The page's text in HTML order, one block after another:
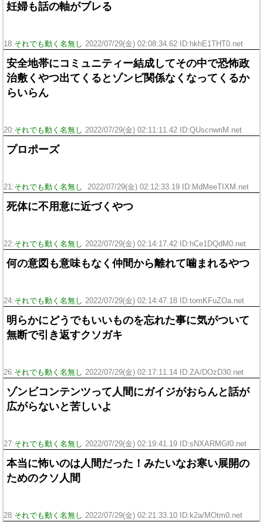
妊婦も話の軸がブレる
18:それでも動く名無し 2022/07/29(金) 02:08:34.62 ID:hkhE1THT0.net
安全地帯にコミュニティー結成してその中で恐怖政
治敷くやつ出てくるとゾンビ関係なくなってくるか
らいらん
20:それでも動く名無し 2022/07/29(金) 02:11:11.42 ID:QUscnwriM.net
プロポーズ
21:それでも動く名無し 2022/07/29(金) 02:12:33.19 ID:MdMeeTIXM.net
死体に不用意に近づくやつ
22:それでも動く名無し 2022/07/29(金) 02:14:17.42 ID:hCe1DQdM0.net
何の意図も意味もなく仲間から離れて噛まれるやつ
24:それでも動く名無し 2022/07/29(金) 02:14:47.18 ID:tomKFuZOa.net
明らかにどうでもいいものを忘れた事に気がついて
無断で引き返すクソガキ
26:それでも動く名無し 2022/07/29(金) 02:17:11.14 ID:ZA/DOzD30.net
ゾンビコンテンツって人間にガイジがおらんと話が
広がらないと苦しいよ
27:それでも動く名無し 2022/07/29(金) 02:19:41.19 ID:sNXARMGf0.net
本当に怖いのは人間だった！みたいなお寒い展開の
ためのクソ人間
28:それでも動く名無し 2022/07/29(金) 02:21:33.10 ID:k2a/MOtm0.net